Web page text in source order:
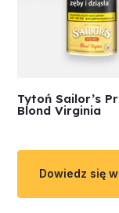
Tytoń Sailor’s
Blond Virginia
Dowiedz się